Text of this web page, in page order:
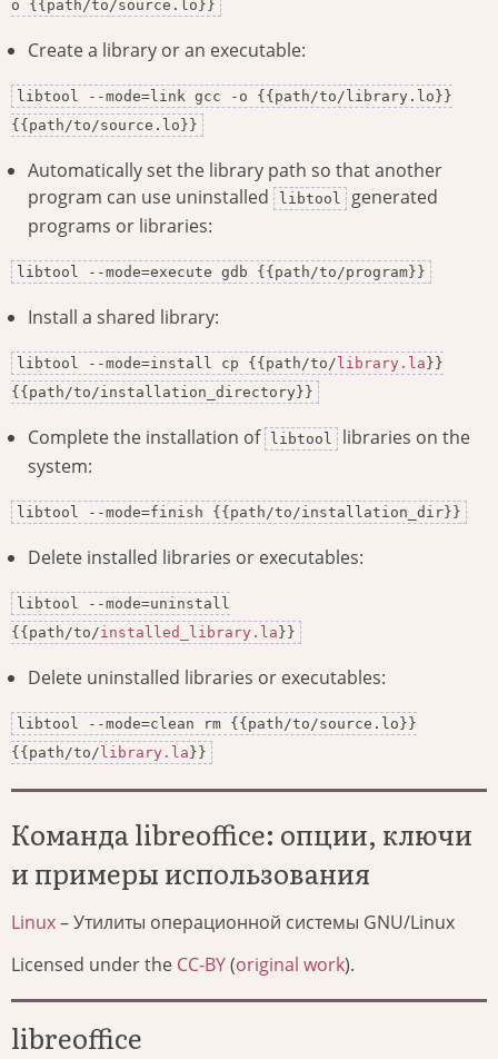
o {{path/to/source.lo}}
Create a library or an executable:
libtool --mode=link gcc -o {{path/to/library.lo}}
{{path/to/source.lo}}
Automatically set the library path so that another
program can use uninstalled
libtool
generated
programs or libraries:
libtool --mode=execute gdb {{path/to/program}}
Install a shared library:
libtool --mode=install cp {{path/to/ library.la }}
{{path/to/installation_directory}}
Complete the installation of libtool
libraries on the
system:
libtool --mode=finish {{path/to/installation_dir}}
Delete installed libraries or executables:
libtool --mode=uninstall
{{path/to/installed_library.la }}
Delete uninstalled libraries or executables:
libtool --mode=clean rm {{path/to/source.lo}}
{{path/to/ library.la }}
Команда libreoffice: опции, ключи
и примеры использования
Linux– Утилиты операционной системы GNU/Linux
Licensed under the CC-BY(original work).
libreoffice